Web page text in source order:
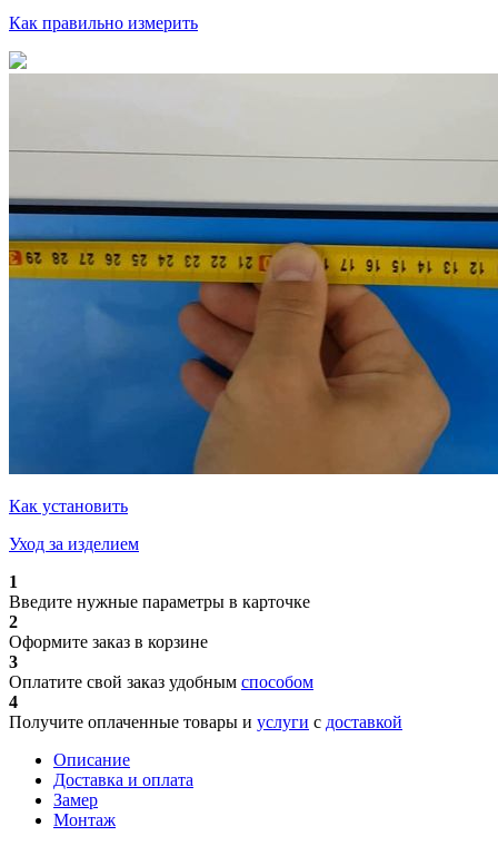
Как правильно измерить
Как установить
Уход за изделием
1
Введите нужные параметры в карточке
2
Оформите заказ в корзине
3
Оплатите свой заказ удобным способом
4
Получите оплаченные товары и услуги с доставкой
Описание
Доставка и оплата
Замер
Монтаж